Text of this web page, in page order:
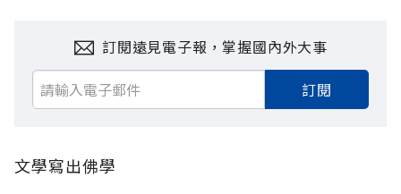
訂閱遠見電子報，掌握國內外大事
訂閱
文學寫出佛學